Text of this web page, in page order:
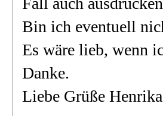
Bin ich eventuell
Es wäre lieb, wenn
Danke.
Liebe Grüße Henrika